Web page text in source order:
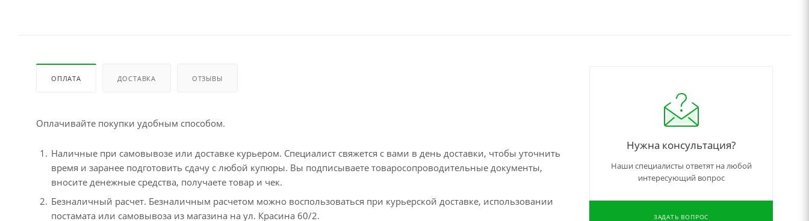
ОПЛАТА ДОСТАВКА ОТЗЫВЫ
Оплачивайте покупки удобным способом.
Наличные при самовывозе или доставке курьером. Специалист свяжется с вами в день доставки, чтобы уточнить
время и заранее подготовить сдачу с любой купюры. Вы подписываете товаросопроводительные документы,
вносите денежные средства, получаете товар и чек.
Безналичный расчет. Безналичным расчетом можно воспользоваться при курьерской доставке, использовании
постамата или самовывоза из магазина на ул. Красина 60/2.
Нужна консультация?
Наши специалисты ответят на любой
интересующий вопрос
ЗАДАТЬ ВОПРОС